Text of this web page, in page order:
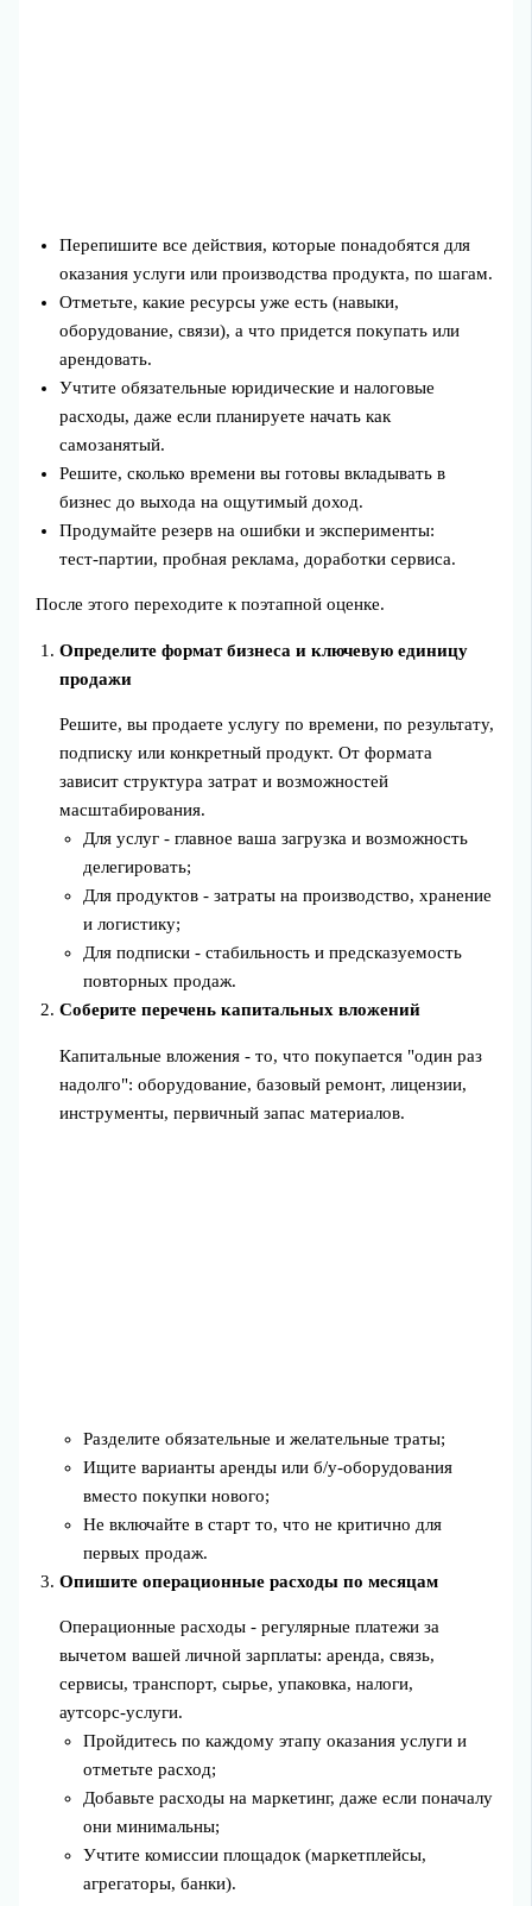
Перепишите все действия, которые понадобятся для
оказания услуги или производства продукта, по шагам.
Отметьте, какие ресурсы уже есть (навыки,
оборудование, связи), а что придется покупать или
арендовать.
Учтите обязательные юридические и налоговые
расходы, даже если планируете начать как
самозанятый.
Решите, сколько времени вы готовы вкладывать в
бизнес до выхода на ощутимый доход.
Продумайте резерв на ошибки и эксперименты:
тест‑партии, пробная реклама, доработки сервиса.
После этого переходите к поэтапной оценке.
Определите формат бизнеса и ключевую единицу
продажи
Решите, вы продаете услугу по времени, по результату,
подписку или конкретный продукт. От формата
зависит структура затрат и возможностей
масштабирования.
Для услуг - главное ваша загрузка и возможность
делегировать;
Для продуктов - затраты на производство, хранение
и логистику;
Для подписки - стабильность и предсказуемость
повторных продаж.
Соберите перечень капитальных вложений
Капитальные вложения - то, что покупается "один раз
надолго": оборудование, базовый ремонт, лицензии,
инструменты, первичный запас материалов.
Разделите обязательные и желательные траты;
Ищите варианты аренды или б/у‑оборудования
вместо покупки нового;
Не включайте в старт то, что не критично для
первых продаж.
Опишите операционные расходы по месяцам
Операционные расходы - регулярные платежи за
вычетом вашей личной зарплаты: аренда, связь,
сервисы, транспорт, сырье, упаковка, налоги,
аутсорс‑услуги.
Пройдитесь по каждому этапу оказания услуги и
отметьте расход;
Добавьте расходы на маркетинг, даже если поначалу
они минимальны;
Учтите комиссии площадок (маркетплейсы,
агрегаторы, банки).